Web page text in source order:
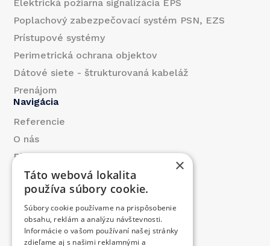
Elektrická požiarna signalizácia EPS
Poplachový zabezpečovací systém PSN, EZS
Prístupové systémy
Perimetrická ochrana objektov
Dátové siete - štrukturovaná kabeláž
Prenájom
Navigácia
Referencie
O nás
Blog
Kontakt
Produkty
Prispeli sme
Ponuka práce
Kontakt
×
Táto webová lokalita
používa súbory cookie.
Súbory cookie používame na prispôsobenie
obsahu, reklám a analýzu návštevnosti.
Informácie o vašom používaní našej stránky
zdieľame aj s našimi reklamnými a